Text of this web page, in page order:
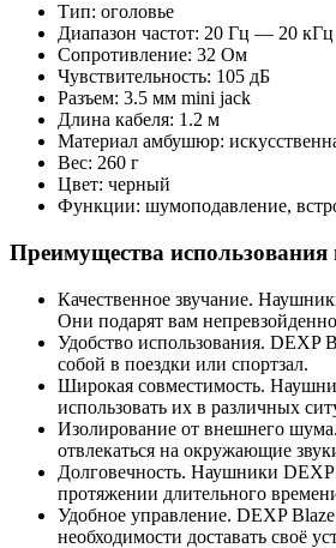
Тип: оголовье
Диапазон частот: 20 Гц — 20 кГц
Сопротивление: 32 Ом
Чувствительность: 105 дБ
Разъем: 3.5 мм mini jack
Длина кабеля: 1.2 м
Материал амбушюр:
Вес: 260 г
Цвет: черный
Функции: шумоподавление,
Преимущества
Качественное звучание.
Они подарят вам
Удобство использования. DEXP
собой в поездки или спортзал.
Широкая совместимость.
использовать их в различных
Изолирование от внешнего
отвлекаться на окружающие
Долговечность. Наушники DEXP
протяжении длительного
Удобное управление. DEXP
необходимости доставать своё